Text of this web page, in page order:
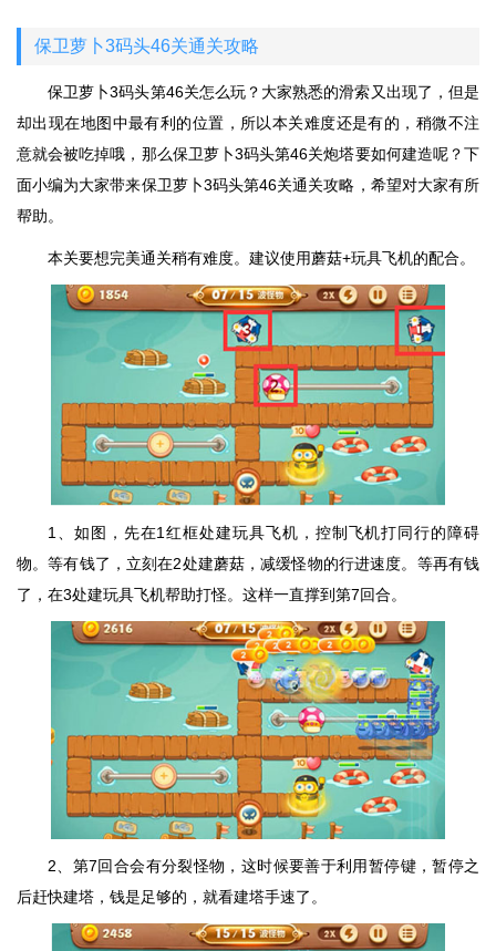
保卫萝卜3码头46关通关攻略
保卫萝卜3码头第46关怎么玩？大家熟悉的滑索又出现了，但是
却出现在地图中最有利的位置，所以本关难度还是有的，稍微不注
意就会被吃掉哦，那么保卫萝卜3码头第46关炮塔要如何建造呢？下
面小编为大家带来保卫萝卜3码头第46关通关攻略，希望对大家有所
帮助。
本关要想完美通关稍有难度。建议使用蘑菇+玩具飞机的配合。
1、如图，先在1红框处建玩具飞机，控制飞机打同行的障碍
物。等有钱了，立刻在2处建蘑菇，减缓怪物的行进速度。等再有钱
了，在3处建玩具飞机帮助打怪。这样一直撑到第7回合。
2、第7回合会有分裂怪物，这时候要善于利用暂停键，暂停之
后赶快建塔，钱是足够的，就看建塔手速了。